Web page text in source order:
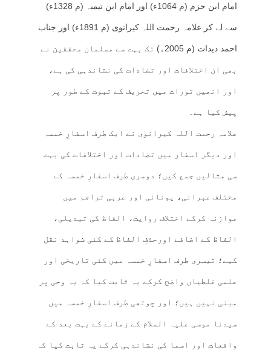
امام ابن حزم (م 1064ء) اور امام ابن تیمیہ (م 1328ء)
سے لے کر علامہ رحمت اللہ کیرانوی (م 1891ء) اور جناب
احمد دیدات (م 2005ء) تک بہت سے مسلمان محققین نے
بھی ان اختلافات اور تضادات کی نشاندہی کی ہے،
اور انھیں تورات میں تحریف کے ثبوت کے طور پر
پیش کیا ہے۔
علامہ رحمت اللہ کیرانوی نے ایک طرف اسفارِ خمسہ
اور دیگر اسفار میں تضادات اور اختلافات کی بہت
سی مثالیں جمع کیں؛ دوسری طرف اسفارِ خمسہ کے
مختلف عبرانی، یونانی اور عربی تراجم میں
موازنہ کرکے اختلاف روایت، الفاظ کی تبدیلی،
الفاظ کے اضافے اورحذفِ الفاظ کے کئی شواہد نقل
کیے؛ تیسری طرف اسفارِ خمسہ میں کئی تاریخی اور
علمی غلطیاں واضح کرکے یہ ثابت کیا کہ یہ وحی پر
مبنی نہیں ہیں؛ اور چوتھی طرف اسفارِ خمسہ میں
سیدنا موسی علیہ السلام کے زمانے کے بہت بعد کے
واقعات اور اسما کی نشاندہی کرکے یہ ثابت کیا کہ